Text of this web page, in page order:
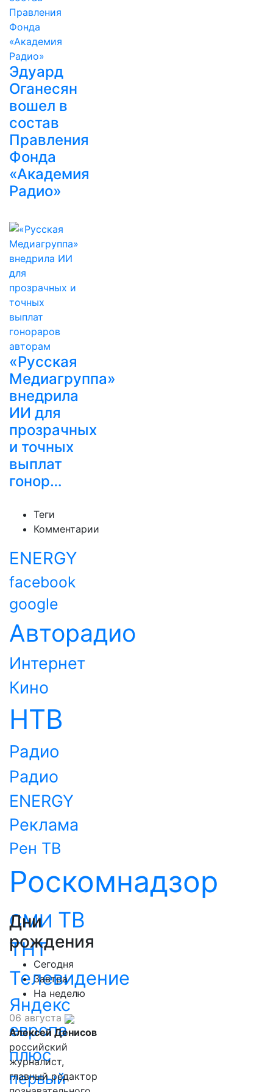
Эдуард
Оганесян
вошел в
состав
Правления
Фонда
«Академия
Радио»
«Русская
Медиагруппа»
внедрила
ИИ для
прозрачных
и точных
выплат
гонор…
Теги
Комментарии
ENERGY
facebook
google
Авторадио
Интернет
Кино
НТВ
Радио
Радио
ENERGY
Реклама
Рен ТВ
Роскомнадзор
СМИ ТВ
ТНТ
Телевидение
Яндекс
европа
плюс
первый
Дни
рождения
Сегодня
Завтра
На неделю
06 августа
Алексей Денисов
российский
журналист,
главный редактор